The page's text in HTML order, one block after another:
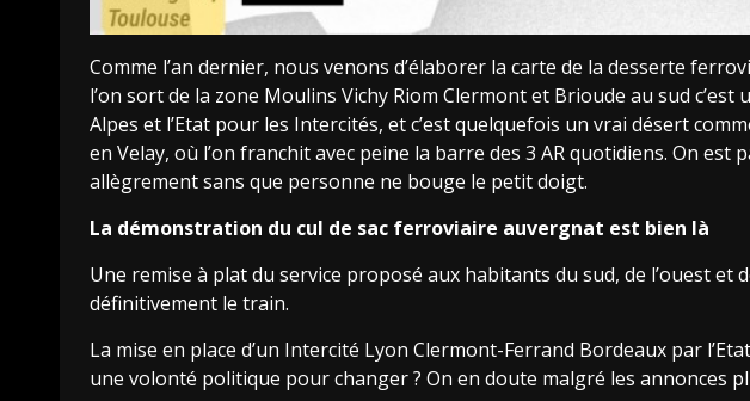
Comme l’an dernier, nous venons d’élaborer la carte de la desserte
l’on sort de la zone Moulins Vichy Riom Clermont et Brioude au sud
Alpes et l’Etat pour les Intercités, et c’est quelquefois un vrai désert
en Velay, où l’on franchit avec peine la barre des 3 AR quotidiens. On
allègrement sans que personne ne bouge le petit doigt.
La démonstration du cul de sac ferroviaire auvergnat est bien là
Une remise à plat du service proposé aux habitants du sud, de l’ouest
définitivement le train.
La mise en place d’un Intercité Lyon Clermont-Ferrand Bordeaux par
une volonté politique pour changer ? On en doute malgré les annonces